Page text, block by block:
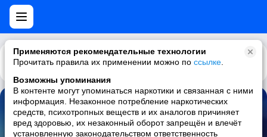
Применяются рекомендательные технологии
Прочитать правила их применении можно по ссылке
Возможны упоминания
В контенте могут упоминаться наркотики и связанная с ними
информация. Незаконное потребление наркотических
средств, психотропных веществ и их аналогов причиняет
вред здоровью, их незаконный оборот запрещён и влечёт
установленную законодательством ответственность
Каталог Рекомендации
Klen
140 Udarov V Minutu